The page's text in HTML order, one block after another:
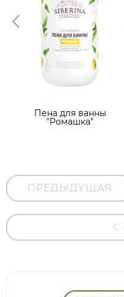
Пена для ванны
"Ромашка"
ПРЕДЫДУЩАЯ